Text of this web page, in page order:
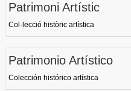
Patrimoni Artístic
Col·lecció històric artística
Patrimonio Artístico
Colección histórico artística